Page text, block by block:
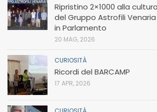
Ripristino 2×1000 alla
del Gruppo Astrofili
in Parlamento
20 MAG, 2026
CURIOSITÀ
Ricordi del BARCAMP
17 APR, 2026